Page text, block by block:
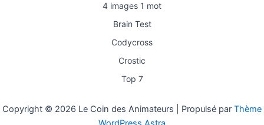
4 images 1 mot
Brain Test
Codycross
Crostic
Top 7
Copyright © 2026 Le Coin des Animateurs | Propulsé par Thème